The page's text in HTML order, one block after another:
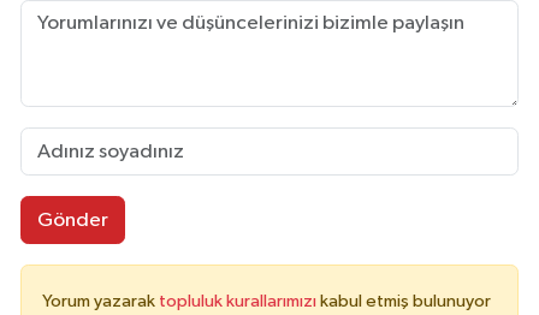
Gönder
Yorum yazarak topluluk kurallarımızı kabul etmiş bulunuyor